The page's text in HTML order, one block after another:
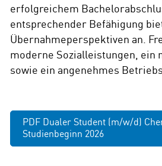
erfolgreichem
entsprechender Befähigung
Übernahmeperspektiven an.
moderne Sozialleistungen, ein
sowie ein angenehmes
PDF Dualer Student (m/w/d)
Studienbeginn 2026